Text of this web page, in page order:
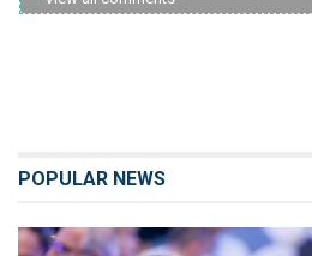
POPULAR NEWS